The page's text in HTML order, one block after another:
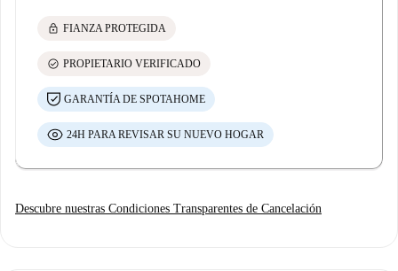
lock FIANZA PROTEGIDA
check_circle PROPIETARIO VERIFICADO
GARANTÍA DE SPOTAHOME
24H PARA REVISAR SU NUEVO HOGAR
Descubre nuestras Condiciones Transparentes de Cancelación